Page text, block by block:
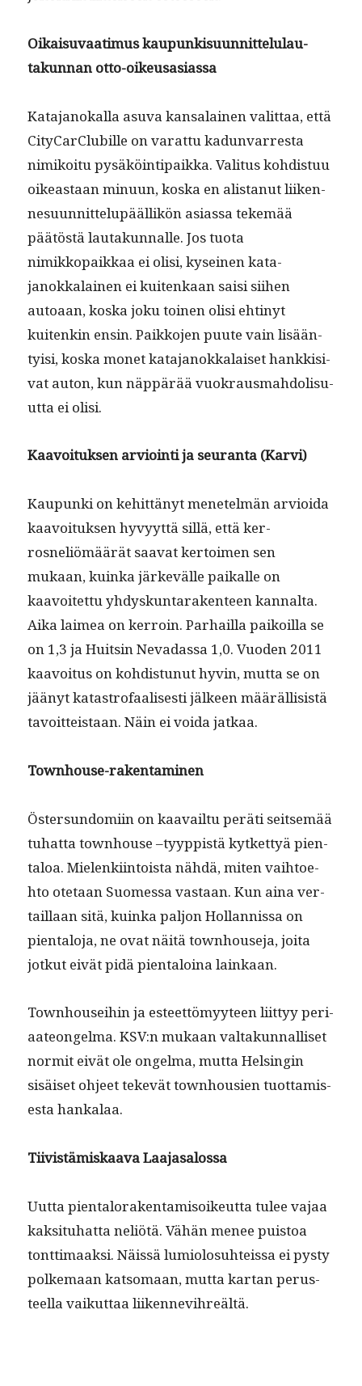
Oikaisu­vaa­timus kaupunkisu­un­nit­telu­lau­
takun­nan otto-oikeusasiassa
Kata­janokalla asu­va kansalainen valit­taa, että
City­Car­Clu­bille on varat­tu kadun­var­res­ta
nimikoitu pysäköin­tipaik­ka. Val­i­tus kohdis­tuu
oikeas­t­aan min­u­un, kos­ka en alis­tanut liiken­
nesu­un­nit­telupääl­likön asi­as­sa tekemää
päätöstä lau­takun­nalle. Jos tuo­ta
nimikkopaikkaa ei olisi, kyseinen kata­
janokkalainen ei kuitenkaan saisi siihen
autoaan, kos­ka joku toinen olisi ehtinyt
kuitenkin ensin. Paikko­jen puute vain lisään­
ty­isi, kos­ka mon­et kata­janokkalaiset han­kki­si­
vat auton, kun näp­pärää vuokraus­mah­dolisu­
ut­ta ei olisi.
Kaavoituk­sen arvioin­ti ja seu­ran­ta (Karvi)
Kaupun­ki on kehit­tänyt menetelmän arvioi­da
kaavoituk­sen hyvyyt­tä sil­lä, että ker­
rosneliömäärät saa­vat ker­toimen sen
mukaan, kuin­ka järkevälle paikalle on
kaavoitet­tu yhdyskun­tarak­en­teen kannal­ta.
Aika laimea on ker­roin. Parhail­la paikoil­la se
on 1,3 ja Huitsin Nevadas­sa 1,0. Vuo­den 2011
kaavoitus on kohdis­tunut hyvin, mut­ta se on
jäänyt katas­tro­faalis­es­ti jäl­keen määräl­li­sistä
tavoit­teis­taan. Näin ei voi­da jatkaa.
Town­house-rak­en­t­a­mi­nen
Öster­sun­domi­in on kaavail­tu peräti seit­semää
tuhat­ta town­house –tyyp­pistä kytket­tyä pien­
taloa. Mie­lenki­in­toista nähdä, miten vai­h­toe­
hto ote­taan Suomes­sa vas­taan. Kun aina ver­
tail­laan sitä, kuin­ka paljon Hol­lan­nis­sa on
pien­talo­ja, ne ovat näitä town­house­ja, joi­ta
jotkut eivät pidä pien­taloina lainkaan.
Town­hou­se­i­hin ja esteet­tömyy­teen liit­tyy peri­
aa­teon­gel­ma. KSV:n mukaan val­takun­nal­liset
nor­mit eivät ole ongel­ma, mut­ta Helsin­gin
sisäiset ohjeet tekevät town­housien tuot­tamis­
es­ta hankalaa.
Tiivistämiskaa­va Laajasalossa
Uut­ta pien­talo­rak­en­tamisoikeut­ta tulee vajaa
kak­si­tuhat­ta neliötä. Vähän menee puis­toa
tont­ti­maak­si. Näis­sä lumi­olo­suhteis­sa ei pysty
polke­maan kat­so­maan, mut­ta kar­tan perus­
teel­la vaikut­taa liikennevihreältä.